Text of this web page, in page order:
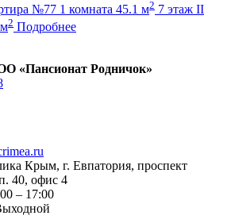
№77 1 комната 45.1 м2 7 этаж II
м2 Подробнее
«Пансионат Родничок»
Крым, г. Евпатория, проспект
40, офис 4
– 17:00